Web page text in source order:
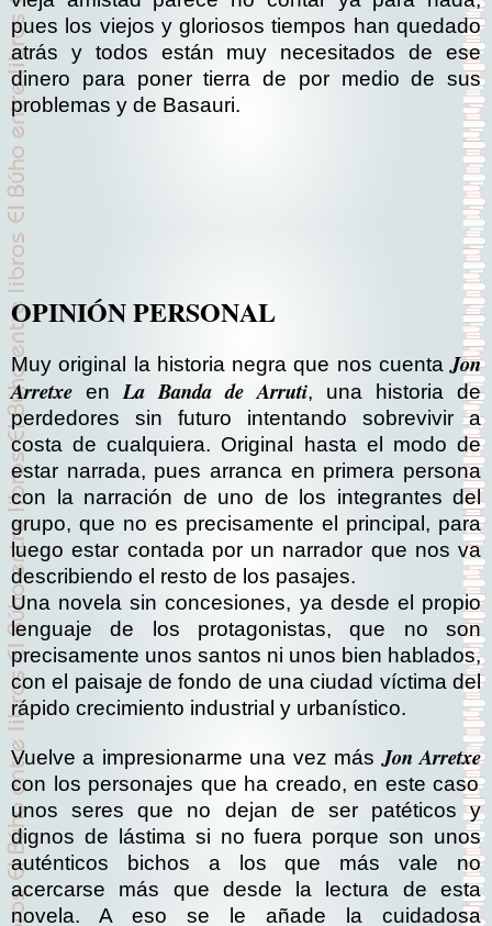
pues los viejos y gloriosos tiempos han quedado
atrás y todos están muy necesitados de ese
dinero para poner tierra de por medio de sus
problemas y de Basauri.
OPINIÓN PERSONAL
Muy original la historia negra que nos cuenta Jon
Arretxe en La Banda de Arruti, una historia de
perdedores sin futuro intentando sobrevivir a
costa de cualquiera. Original hasta el modo de
estar narrada, pues arranca en primera persona
con la narración de uno de los integrantes del
grupo, que no es precisamente el principal, para
luego estar contada por un narrador que nos va
describiendo el resto de los pasajes.
Una novela sin concesiones, ya desde el propio
lenguaje de los protagonistas, que no son
precisamente unos santos ni unos bien hablados,
con el paisaje de fondo de una ciudad víctima del
rápido crecimiento industrial y urbanístico.
Vuelve a impresionarme una vez más Jon Arretxe
con los personajes que ha creado, en este caso
unos seres que no dejan de ser patéticos y
dignos de lástima si no fuera porque son unos
auténticos bichos a los que más vale no
acercarse más que desde la lectura de esta
novela. A eso se le añade la cuidadosa